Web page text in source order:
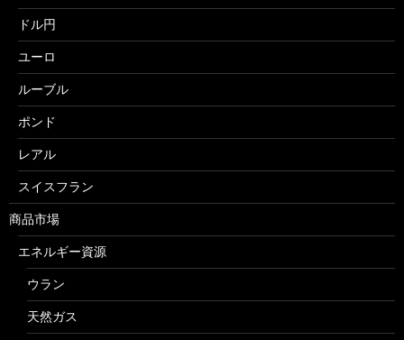
ドル円
ユーロ
ルーブル
ポンド
レアル
スイスフラン
商品市場
エネルギー資源
ウラン
天然ガス